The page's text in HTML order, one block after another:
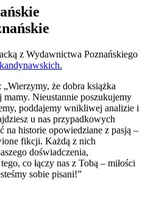
z Wydawnictwa Poznańskiego
że dobra książka
mamy. Nieustannie poszukujemy
poddajemy wnikliwej analizie i
u nas przypadkowych
na historie opowiedziane z pasją –
fikcji. Każdą z nich
doświadczenia,
co łączy nas z Tobą – miłości
sobie pisani!”